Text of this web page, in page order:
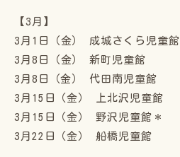
【3月】
3月1日（金） 成城さくら児童館
3月8日（金） 新町児童館
3月8日（金） 代田南児童館
3月15日（金） 上北沢児童館
3月15日（金） 野沢児童館＊
3月22日（金） 船橋児童館